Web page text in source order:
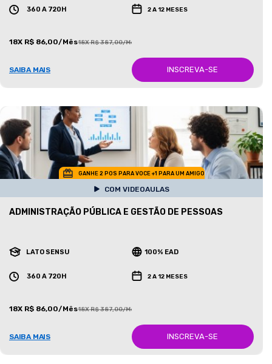
360 A 720H 2 A 12 MESES
18X R$ 86,00/Mês18X R$ 387,00/Mês
SAIBA MAIS INSCREVA-SE
GANHE 2 POS PARA VOCE +1 PARA UM AMIGO
COM VIDEOAULAS
ADMINISTRAÇÃO PÚBLICA E GESTÃO DE PESSOAS
LATO SENSU 100% EAD
360 A 720H 2 A 12 MESES
18X R$ 86,00/Mês18X R$ 387,00/Mês
SAIBA MAIS INSCREVA-SE